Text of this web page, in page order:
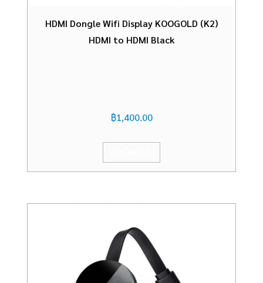
HDMI Dongle Wifi Display KOOGOLD (K2)
HDMI to HDMI Black
฿1,400.00